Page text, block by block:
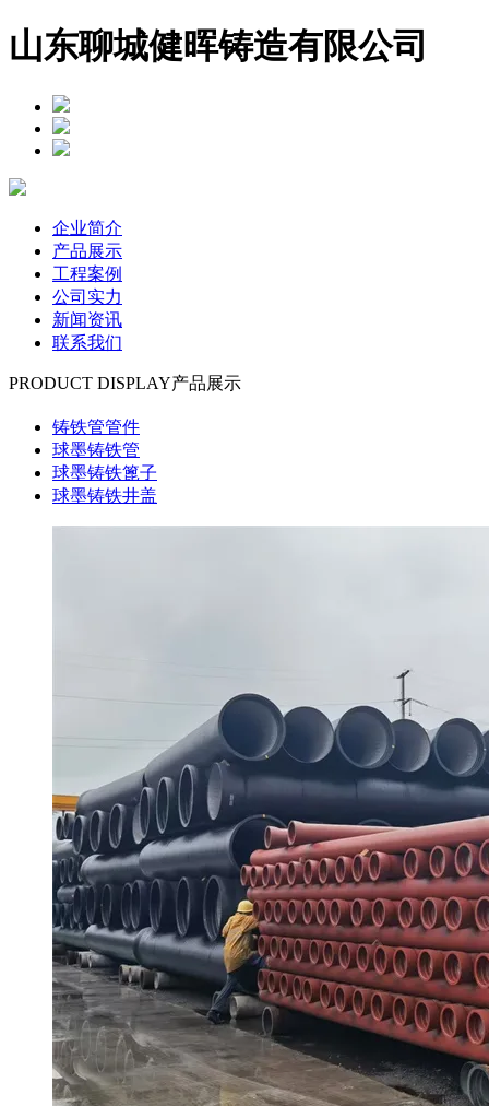
山东聊城健晖铸造有限公司
企业简介
产品展示
工程案例
公司实力
新闻资讯
联系我们
PRODUCT DISPLAY产品展示
铸铁管管件
球墨铸铁管
球墨铸铁篦子
球墨铸铁井盖